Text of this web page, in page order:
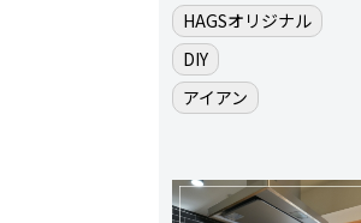
HAGSオリジナル
DIY
アイアン